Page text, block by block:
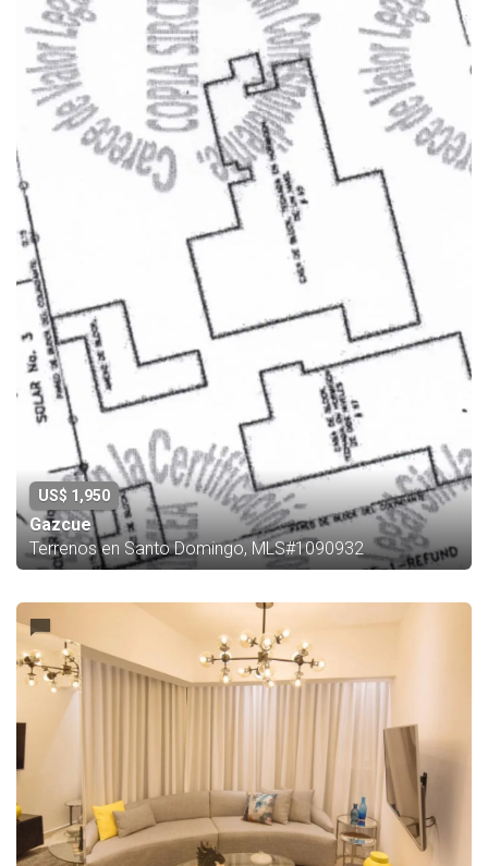
US$ 1,950
Gazcue
Terrenos en Santo Domingo, MLS#1090932